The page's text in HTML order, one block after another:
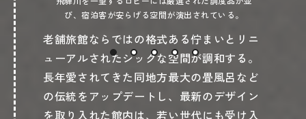
び、宿泊客が安らげる空間が演出されている。
老舗旅館ならではの格式ある佇まいとリニ
ューアルされたシックな空間が調和する。
長年愛されてきた同地方最大の畳風呂など
の伝統をアップデートし、最新のデザイン
を取り入れた館内は、若い世代にも受け入